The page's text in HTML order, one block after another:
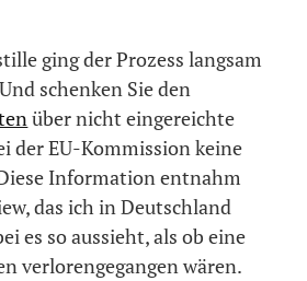
ging der Prozess langsam
schenken Sie den
über nicht eingereichte
der EU-Kommission keine
Information entnahm
das ich in Deutschland
es so aussieht, als ob eine
verlorengegangen wären.